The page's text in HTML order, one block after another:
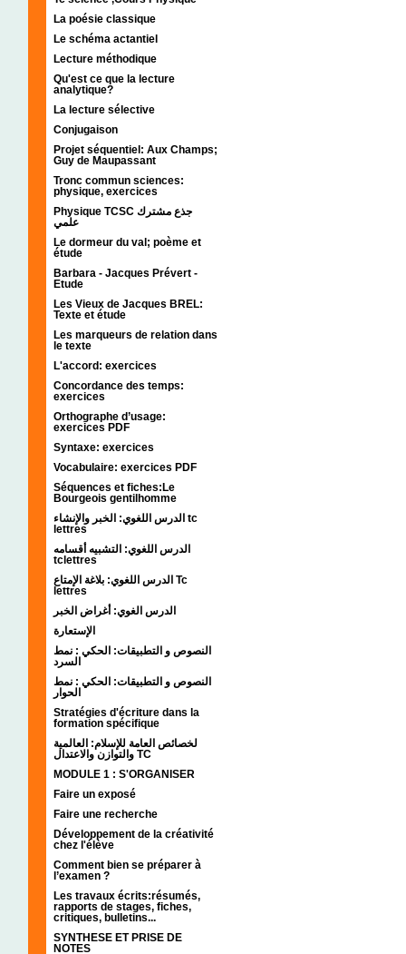
La poésie classique
Le schéma actantiel
Lecture méthodique
Qu'est ce que la lecture
analytique?
La lecture sélective
Conjugaison
Projet séquentiel: Aux Champs;
Guy de Maupassant
Tronc commun sciences:
physique, exercices
Physique TCSC جذع مشترك
علمي
Le dormeur du val; poème et
étude
Barbara - Jacques Prévert -
Etude
Les Vieux de Jacques BREL:
Texte et étude
Les marqueurs de relation dans
le texte
L'accord: exercices
Concordance des temps:
exercices
Orthographe d’usage:
exercices PDF
Syntaxe: exercices
Vocabulaire: exercices PDF
Séquences et fiches:Le
Bourgeois gentilhomme
الدرس اللغوي: الخبر والإنشاء tc
lettres
الدرس اللغوي: التشبيه أقسامه
tclettres
الدرس اللغوي: بلاغة الإمتاع Tc
lettres
الدرس الغوي: أغراض الخبر
الإستعارة
النصوص و التطبيقات: الحكي : نمط
السرد
النصوص و التطبيقات: الحكي : نمط
الحوار
Stratégies d'écriture dans la
formation spécifique
لخصائص العامة للإسلام: العالمية
والتوازن والاعتدال TC
MODULE 1 : S'ORGANISER
Faire un exposé
Faire une recherche
Développement de la créativité
chez l'élève
Comment bien se préparer à
l’examen ?
Les travaux écrits:résumés,
rapports de stages, fiches,
critiques, bulletins...
SYNTHESE ET PRISE DE
NOTES